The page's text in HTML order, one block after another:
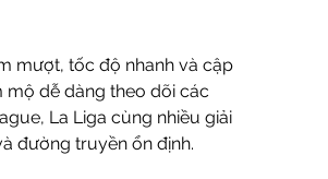
mượt, tốc độ nhanh và cập
mộ dễ dàng theo dõi các
La Liga cùng nhiều giải
đường truyền ổn định.